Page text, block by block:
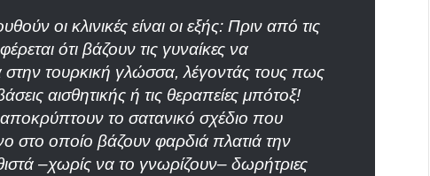
οι κλινικές είναι οι εξής: Πριν από τις
ότι βάζουν τις γυναίκες να
τουρκική γλώσσα, λέγοντάς τους πως
αισθητικής ή τις θεραπείες μπότοξ!
το σατανικό σχέδιο που
στο οποίο βάζουν φαρδιά πλατιά την
–χωρίς να το γνωρίζουν– δωρήτριες